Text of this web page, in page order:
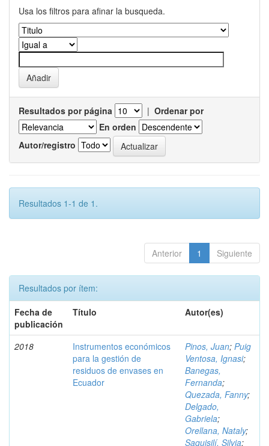
Usa los filtros para afinar la busqueda.
Resultados por página | Ordenar por
En orden
Autor/registro
Resultados 1-1 de 1.
Anterior 1 Siguiente
Resultados por ítem:
Fecha de
publicación
Título Autor(es)
2018
Instrumentos económicos
para la gestión de
residuos de envases en
Ecuador
Pinos, Juan; Puig
Ventosa, Ignasi;
Banegas,
Fernanda;
Quezada, Fanny;
Delgado,
Gabriela;
Orellana, Nataly;
Saquisilí, Silvia;